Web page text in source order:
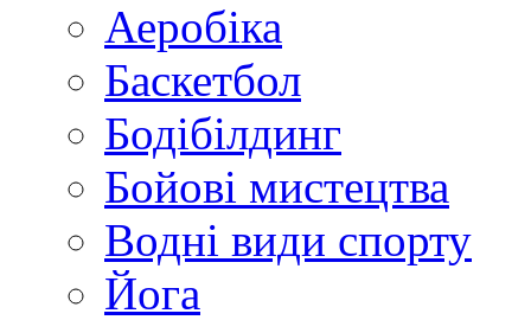
Аеробіка
Баскетбол
Бодібілдинг
Бойові мистецтва
Водні види спорту
Йога